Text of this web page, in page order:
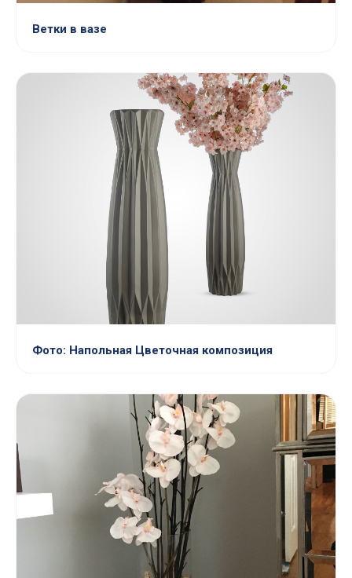
Ветки в вазе
Фото: Напольная Цветочная композиция